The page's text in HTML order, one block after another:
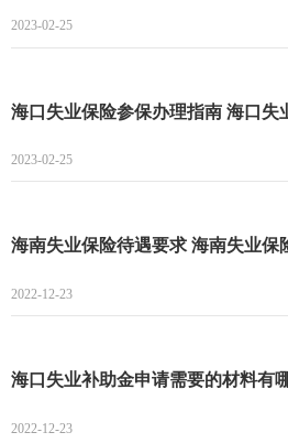
2023-02-25
海口失业保险参保办理指南 海口失
2023-02-25
海南失业保险待遇要求 海南失业保
2022-12-23
2022-12-23